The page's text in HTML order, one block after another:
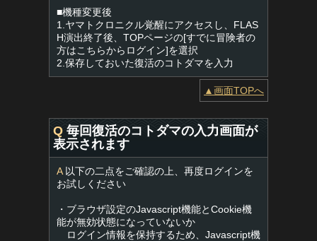
■機種変更後
1.ヤマトクロニクル覚醒にアクセスし、FLAS
H演出終了後、TOPページの[すでに冒険者の
方はこちらからログイン]を選択
2.保存しておいた復活のコトダマを入力
▲画面TOPへ
Q 毎回復活のコトダマの入力画面が
表示されます
A以下の二点をご確認の上、再度ログインを
お試しください
・ブラウザ設定のJavascript機能とCookie機
能が無効状態になっていないか
ログイン情報を保持するため、Javascript機